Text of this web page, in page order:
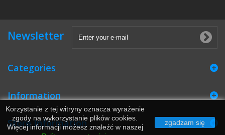
Newsletter
Categories
Information
Store Information
Korzystanie z tej witryny oznacza wyrażenie
zgody na wykorzystanie plików cookies.
Więcej informacji możesz znaleźć w naszej
zgadzam się